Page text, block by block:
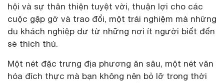
hội và sự thân thiện tuyệt vời, thuận lợi cho các
cuộc gặp gỡ và trao đổi, một trải nghiệm mà những
du khách nghiệp dư từ những nơi ít người biết đến
sẽ thích thú.
Một nét đặc trưng địa phương ăn sâu, một nét văn
hóa đích thực mà bạn không nên bỏ lỡ trong thời